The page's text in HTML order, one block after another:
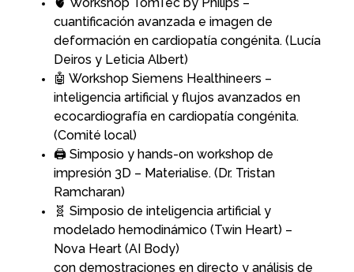
cuantificación avanzada e imagen de
deformación en cardiopatía congénita. (Lucía
Deiros y Leticia Albert)
🤖 Workshop Siemens Healthineers –
inteligencia artificial y flujos avanzados en
ecocardiografía en cardiopatía congénita.
(Comité local)
🖨️ Simposio y hands-on workshop de
impresión 3D – Materialise. (Dr. Tristan
Ramcharan)
🧬 Simposio de inteligencia artificial y
modelado hemodinámico (Twin Heart) –
Nova Heart (AI Body)
con demostraciones en directo y análisis de